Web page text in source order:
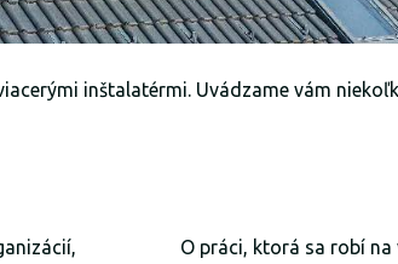
inštalatérmi. Uvádzame vám
O práci, ktorá sa robí